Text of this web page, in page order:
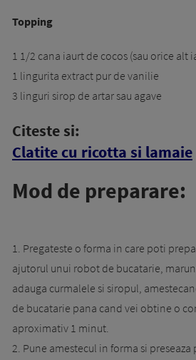
Topping
1 1/2 cana iaurt de cocos (sau orice alt
1 lingurita extract pur de vanilie
3 linguri sirop de artar sau agave
Citeste si:
Clatite cu ricotta si lamaie
Mod de preparare:
1. Pregateste o forma in care poti
ajutorul unui robot de bucatarie,
adauga curmalele si siropul,
de bucatarie pana cand vei obtine o
aproximativ 1 minut.
2. Pune amestecul in forma si